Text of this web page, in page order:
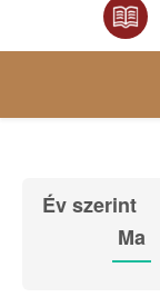
Év szerint
Ma